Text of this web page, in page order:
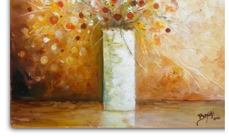
Newsletter
BLOG
Français